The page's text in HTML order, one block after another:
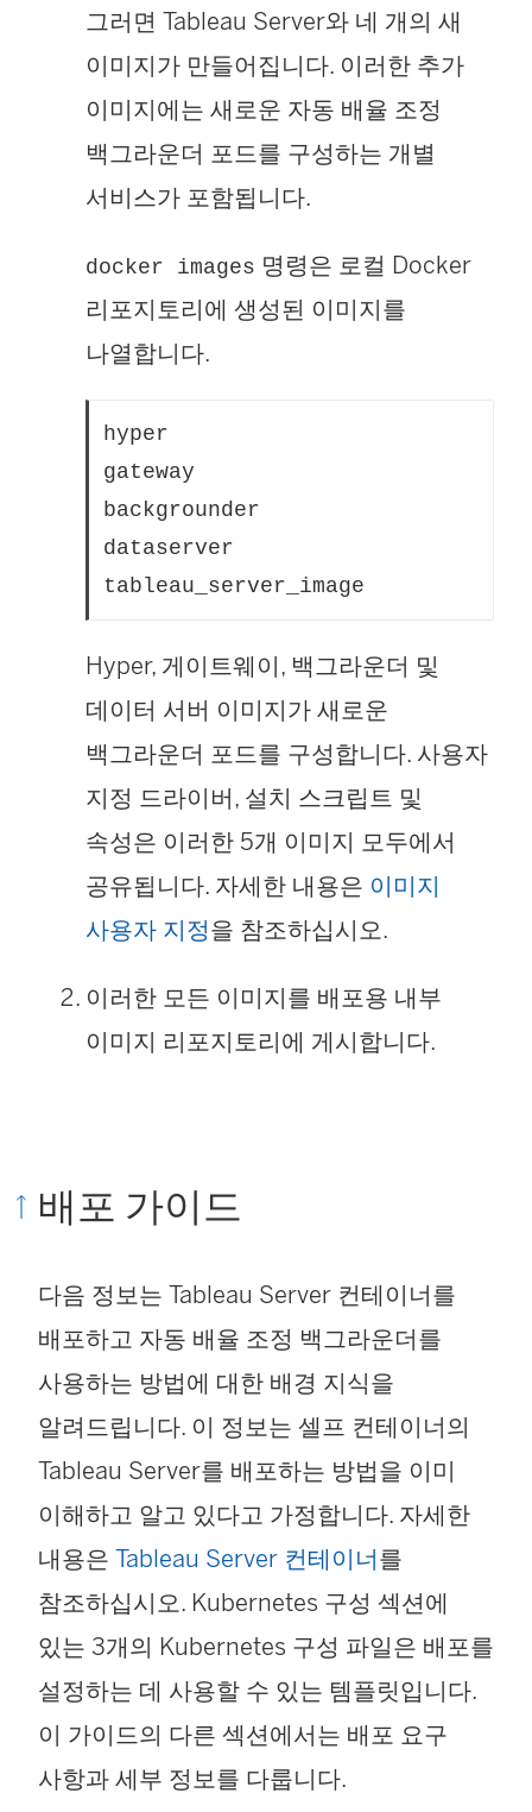
그러면 Tableau Server와 네 개의 새
이미지가 만들어집니다. 이러한 추가
이미지에는 새로운 자동 배율 조정
백그라운더 포드를 구성하는 개별
서비스가 포함됩니다.
docker images 명령은 로컬 Docker
리포지토리에 생성된 이미지를
나열합니다.
hyper
gateway
backgrounder
dataserver
tableau_server_image
Hyper, 게이트웨이, 백그라운더 및
데이터 서버 이미지가 새로운
백그라운더 포드를 구성합니다. 사용자
지정 드라이버, 설치 스크립트 및
속성은 이러한 5개 이미지 모두에서
공유됩니다. 자세한 내용은 이미지
사용자 지정을 참조하십시오.
이러한 모든 이미지를 배포용 내부
이미지 리포지토리에 게시합니다.
배포 가이드
다음 정보는 Tableau Server 컨테이너를
배포하고 자동 배율 조정 백그라운더를
사용하는 방법에 대한 배경 지식을
알려드립니다. 이 정보는 셀프 컨테이너의
Tableau Server를 배포하는 방법을 이미
이해하고 알고 있다고 가정합니다. 자세한
내용은 Tableau Server 컨테이너를
참조하십시오. Kubernetes 구성 섹션에
있는 3개의 Kubernetes 구성 파일은 배포를
설정하는 데 사용할 수 있는 템플릿입니다.
이 가이드의 다른 섹션에서는 배포 요구
사항과 세부 정보를 다룹니다.